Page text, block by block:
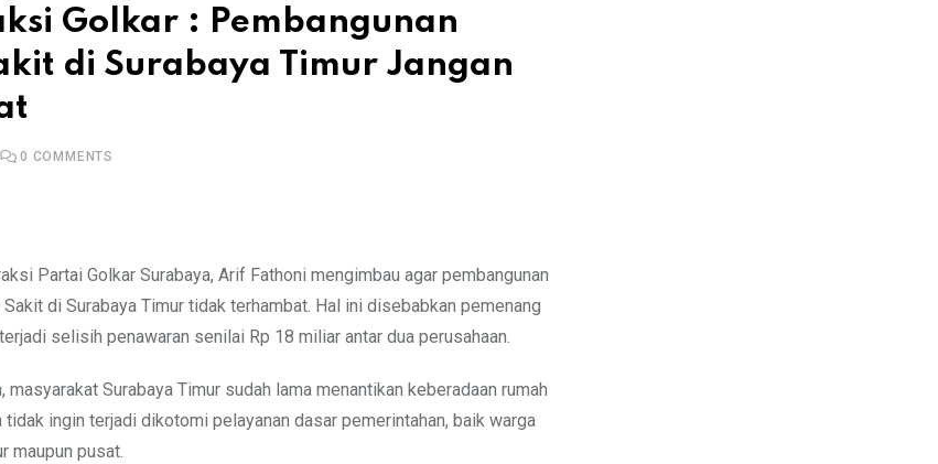
Golkar : Pembangunan
di Surabaya Timur Jangan
0 COMMENTS
Sakit di Surabaya Timur tidak terhambat. Hal ini disebabkan pemenang
selisih penawaran senilai Rp 18 miliar antar dua perusahaan.
masyarakat Surabaya Timur sudah lama menantikan keberadaan rumah
tidak ingin terjadi dikotomi pelayanan dasar pemerintahan, baik warga
maupun pusat.